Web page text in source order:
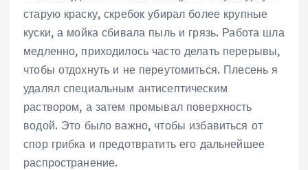
старую краску, скребок убирал более крупные
куски, а мойка сбивала пыль и грязь. Работа шла
медленно, приходилось часто делать перерывы,
чтобы отдохнуть и не переутомиться. Плесень я
удалял специальным антисептическим
раствором, а затем промывал поверхность
водой. Это было важно, чтобы избавиться от
спор грибка и предотвратить его дальнейшее
распространение.